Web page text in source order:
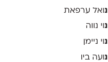
נ ואל ערפאת
נוי נווה
נ וי ניימן
נועה ביו